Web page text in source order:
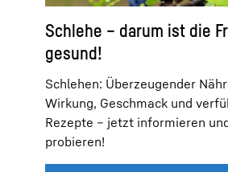
Schlehe – darum ist die
gesund!
Schlehen: Überzeugender
Wirkung, Geschmack und
Rezepte – jetzt informieren
probieren!